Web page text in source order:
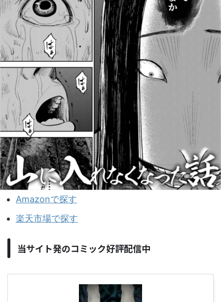
Amazonで探す
楽天市場で探す
当サイト発のコミック好評配信中